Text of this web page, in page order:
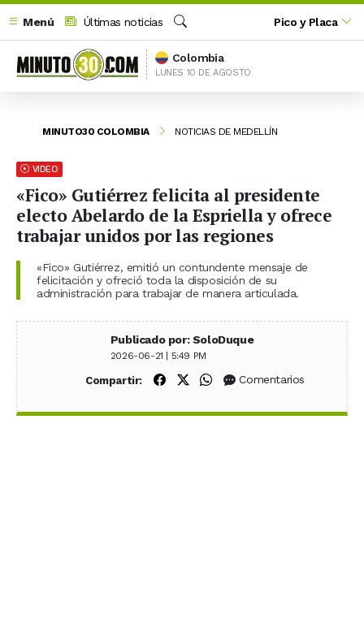
Menú
Últimas noticias
Buscar
Pico y Placa
Colombia
LUNES 10 DE AGOSTO
MINUTO30 COLOMBIA NOTICIAS DE MEDELLÍN
VIDEO
«Fico» Gutiérrez felicita al presidente
electo Abelardo de la Espriella y ofrece
trabajar unidos por las regiones
«Fico» Gutiérrez, emitió un contundente mensaje de
felicitación y ofreció toda la disposición de su
administración para trabajar de manera articulada.
Publicado por: SoloDuque
2026-06-21 | 5:49 PM
Compartir: Compartir en Facebook
Compartir en X (Twitter)
Compartir en WhatsApp
Comentarios